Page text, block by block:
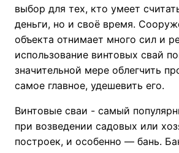
выбор для тех, кто умеет
деньги, но и своё время.
объекта отнимает много сил и
использование винтовых свай
значительной мере облегчить
самое главное, удешевить его.
Винтовые сваи - самый
при возведении садовых или
построек, и особенно — бань.